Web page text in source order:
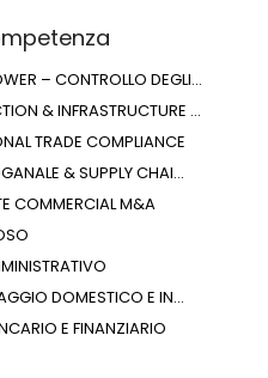
– CONTROLLO DEGLI...
& INFRASTRUCTURE ...
TRADE COMPLIANCE
& SUPPLY CHAI...
COMMERCIAL M&A
DOMESTICO E IN...
E FINANZIARIO